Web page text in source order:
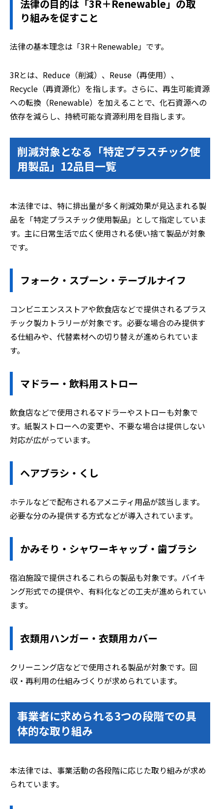
法律の目的は「3R＋Renewable」の取
り組みを促すこと
法律の基本理念は「3R＋Renewable」です。
3Rとは、Reduce（削減）、Reuse（再使用）、
Recycle（再資源化）を指します。さらに、再生可能資源
への転換（Renewable）を加えることで、化石資源への
依存を減らし、持続可能な資源利用を目指します。
削減対象となる「特定プラスチック使
用製品」12品目一覧
本法律では、特に排出量が多く削減効果が見込まれる製
品を「特定プラスチック使用製品」として指定していま
す。主に日常生活で広く使用される使い捨て製品が対象
です。
フォーク・スプーン・テーブルナイフ
コンビニエンスストアや飲食店などで提供されるプラス
チック製カトラリーが対象です。必要な場合のみ提供す
る仕組みや、代替素材への切り替えが進められていま
す。
マドラー・飲料用ストロー
飲食店などで使用されるマドラーやストローも対象で
す。紙製ストローへの変更や、不要な場合は提供しない
対応が広がっています。
ヘアブラシ・くし
ホテルなどで配布されるアメニティ用品が該当します。
必要な分のみ提供する方式などが導入されています。
かみそり・シャワーキャップ・歯ブラシ
宿泊施設で提供されるこれらの製品も対象です。バイキ
ング形式での提供や、有料化などの工夫が進められてい
ます。
衣類用ハンガー・衣類用カバー
クリーニング店などで使用される製品が対象です。回
収・再利用の仕組みづくりが求められています。
事業者に求められる3つの段階での具
体的な取り組み
本法律では、事業活動の各段階に応じた取り組みが求め
られています。